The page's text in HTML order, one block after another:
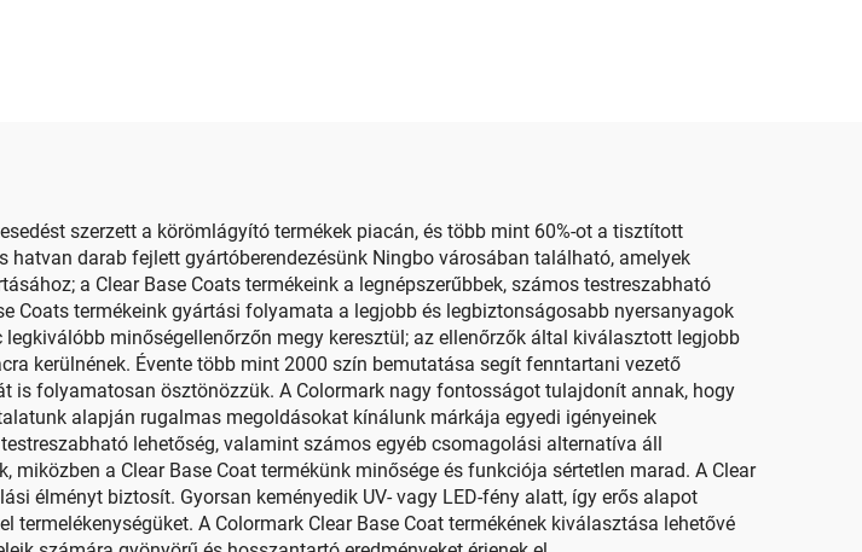
szerzett a körömlágyító termékek piacán, és több mint 60%-ot a tisztított
darab fejlett gyártóberendezésünk Ningbo városában található, amelyek
a Clear Base Coats termékeink a legnépszerűbbek, számos testreszabható
Coats termékeink gyártási folyamata a legjobb és legbiztonságosabb nyersanyagok
minőségellenőrzőn megy keresztül; az ellenőrzők által kiválasztott legjobb
kerülnének. Évente több mint 2000 szín bemutatása segít fenntartani vezető
folyamatosan ösztönözzük. A Colormark nagy fontosságot tulajdonít annak, hogy
alapján rugalmas megoldásokat kínálunk márkája egyedi igényeinek
lehetőség, valamint számos egyéb csomagolási alternatíva áll
a Clear Base Coat termékünk minősége és funkciója sértetlen marad. A Clear
élményt biztosít. Gyorsan keményedik UV- vagy LED-fény alatt, így erős alapot
A Colormark Clear Base Coat termékének kiválasztása lehetővé